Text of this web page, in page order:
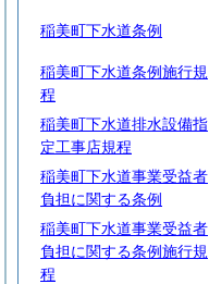
稲美町下水道条例
稲美町下水道条例施行規
程
稲美町下水道排水設備指
定工事店規程
稲美町下水道事業受益者
負担に関する条例
稲美町下水道事業受益者
負担に関する条例施行規
程